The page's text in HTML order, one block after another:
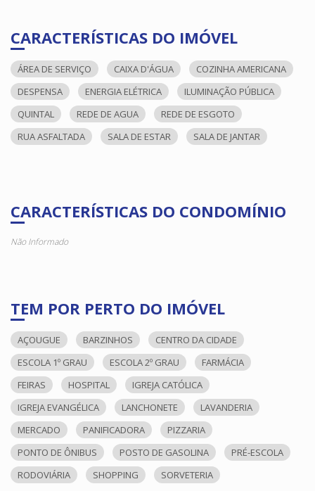
CARACTERÍSTICAS DO IMÓVEL
ÁREA DE SERVIÇO CAIXA D'ÁGUA
COZINHA AMERICANA
DESPENSA
ENERGIA ELÉTRICA
ILUMINAÇÃO PÚBLICA
QUINTAL
REDE DE AGUA
REDE DE ESGOTO
RUA ASFALTADA
SALA DE ESTAR SALA DE JANTAR
CARACTERÍSTICAS DO CONDOMÍNIO
Não Informado
TEM POR PERTO DO IMÓVEL
AÇOUGUE BARZINHOS
CENTRO DA CIDADE
ESCOLA 1º GRAU
ESCOLA 2º GRAU
FARMÁCIA
FEIRAS
HOSPITAL
IGREJA CATÓLICA
IGREJA EVANGÉLICA
LANCHONETE
LAVANDERIA
MERCADO
PANIFICADORA
PIZZARIA
PONTO DE ÔNIBUS
POSTO DE GASOLINA
PRÉ-ESCOLA
RODOVIÁRIA
SHOPPING SORVETERIA